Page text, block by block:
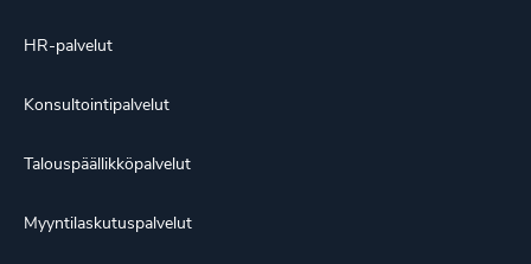
HR-palvelut
Konsultointipalvelut
Talouspäällikköpalvelut
Myyntilaskutuspalvelut